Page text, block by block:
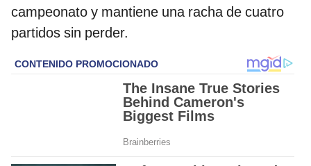
campeonato y mantiene una racha de cuatro
partidos sin perder.